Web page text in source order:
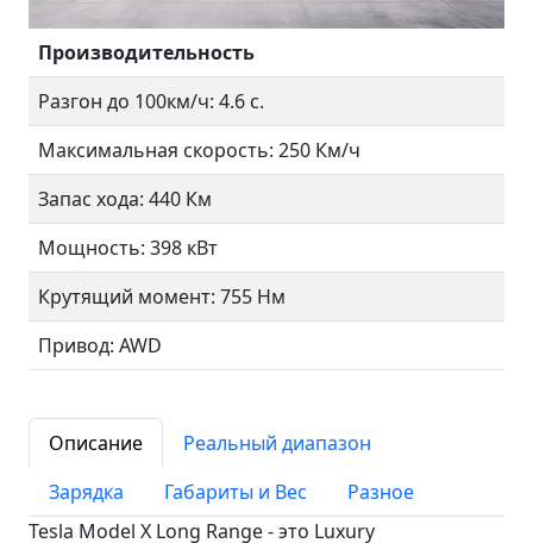
Производительность
Разгон до 100км/ч: 4.6 с.
Максимальная скорость: 250 Км/ч
Запас хода: 440 Км
Мощность: 398 кВт
Крутящий момент: 755 Нм
Привод: AWD
Описание
Реальный диапазон
Зарядка
Габариты и Вес
Разное
Tesla Model X Long Range - это Luxury